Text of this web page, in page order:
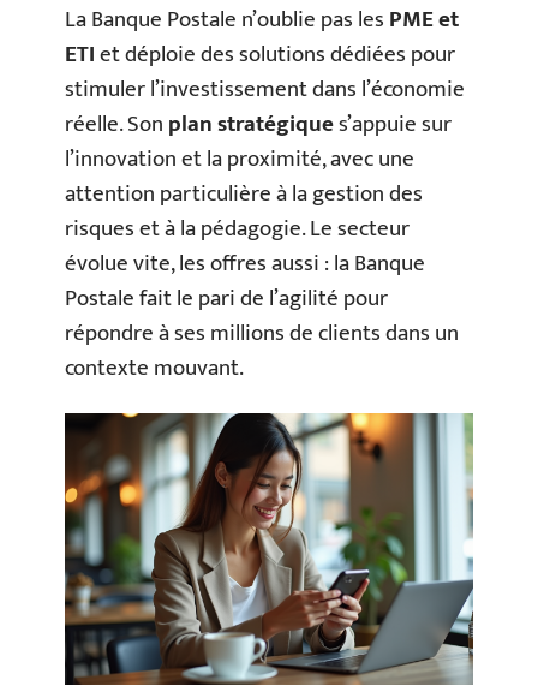
La Banque Postale n’oublie pas lesPME et
ETIet déploie des solutions dédiées pour
stimuler l’investissement dans l’économie
réelle. Sonplan stratégiques’appuie sur
l’innovation et la proximité, avec une
attention particulière à la gestion des
risques et à la pédagogie. Le secteur
évolue vite, les offres aussi : la Banque
Postale fait le pari de l’agilité pour
répondre à ses millions de clients dans un
contexte mouvant.